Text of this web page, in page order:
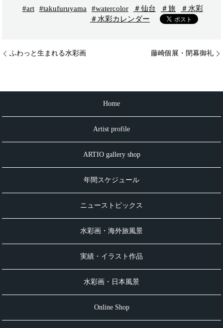
#art #takufuruyama #watercolor ＃仙台 ＃旅
＃水彩
＃水彩カレンダー
ふわっと生まれる水彩画 藤崎個展・閉幕御礼
Home
Artist profile
ARTIO gallery shop
年間スケジュール
ニューストピックス
水彩画・海外旅風景
実績・イラスト作品
水彩画・日本風景
Online Shop